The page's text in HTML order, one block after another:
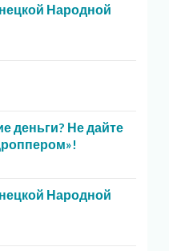
Народной
деньги? Не дайте
Народной